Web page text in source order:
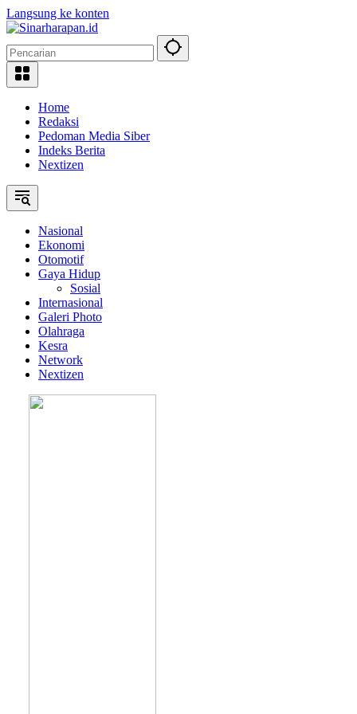
Langsung ke konten
Home
Redaksi
Pedoman Media Siber
Indeks Berita
Nextizen
Nasional
Ekonomi
Otomotif
Gaya Hidup
Sosial
Internasional
Galeri Photo
Olahraga
Kesra
Network
Nextizen